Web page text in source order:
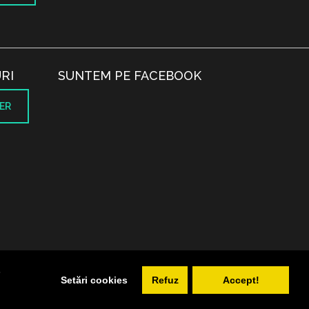
Setări cookies Refuz Accept!
SUNTEM PE FACEBOOK